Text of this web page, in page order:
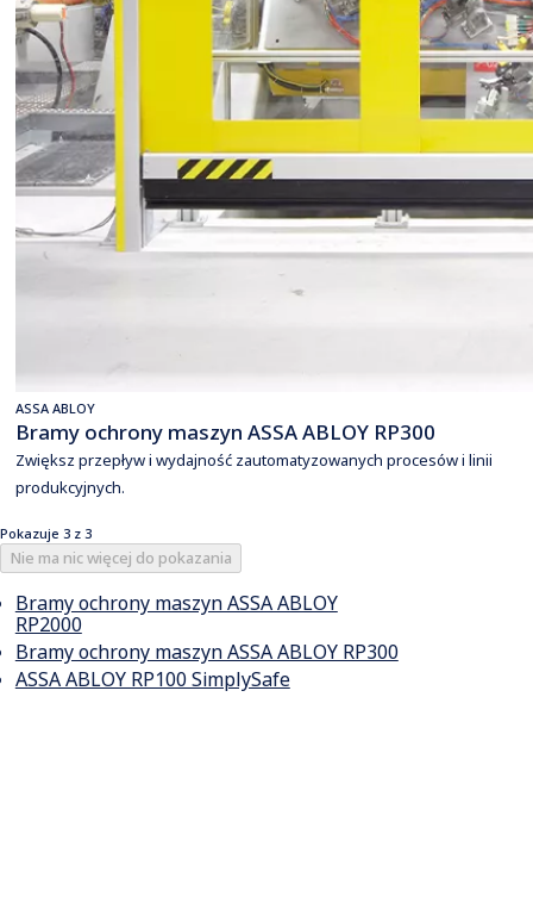
ASSA ABLOY
Bramy ochrony maszyn ASSA ABLOY RP300
Zwiększ przepływ i wydajność zautomatyzowanych procesów i linii
produkcyjnych.
Pokazuje 3 z 3
Nie ma nic więcej do pokazania
Bramy ochrony maszyn ASSA ABLOY
RP2000
Bramy ochrony maszyn ASSA ABLOY RP300
ASSA ABLOY RP100 SimplySafe